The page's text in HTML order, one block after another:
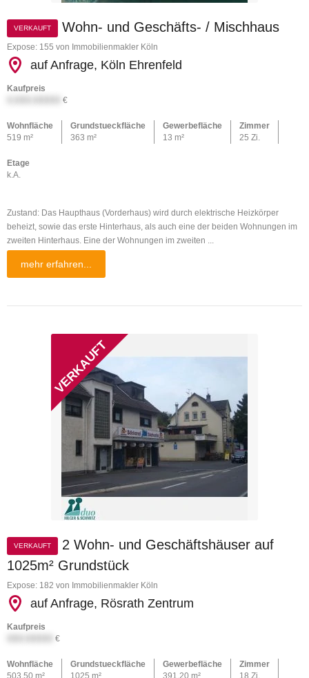
VERKAUFT Wohn- und Geschäfts- / Mischhaus
Expose: 155 von Immobilienmakler Köln
auf Anfrage, Köln Ehrenfeld
Kaufpreis
€
Wohnfläche
519 m²
Grundstueckfläche
363 m²
Gewerbefläche
13 m²
Zimmer
25 Zi.
Etage
k.A.
Zustand: Das Haupthaus (Vorderhaus) wird durch elektrische Heizkörper
beheizt, sowie das erste Hinterhaus, als auch eine der beiden Wohnungen im
zweiten Hinterhaus. Eine der Wohnungen im zweiten ...
mehr erfahren...
VERKAUFT
2 Wohn- und Geschäftshäuser auf
1025m² Grundstück
Expose: 182 von Immobilienmakler Köln
auf Anfrage, Rösrath Zentrum
Kaufpreis
€
Wohnfläche
503,50 m²
Grundstueckfläche
1025 m²
Gewerbefläche
391,20 m²
Zimmer
18 Zi.